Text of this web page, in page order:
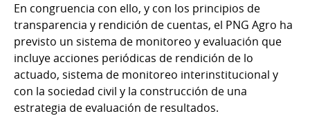
En congruencia con ello, y con los principios de
transparencia y rendición de cuentas, el PNG Agro ha
previsto un sistema de monitoreo y evaluación que
incluye acciones periódicas de rendición de lo
actuado, sistema de monitoreo interinstitucional y
con la sociedad civil y la construcción de una
estrategia de evaluación de resultados.